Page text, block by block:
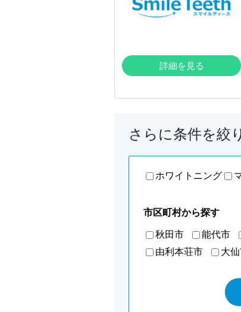
詳細を見る
さらに条件を絞
ホワイトニング
市区町村から探す
秋田市 能代市
由利本荘市
大